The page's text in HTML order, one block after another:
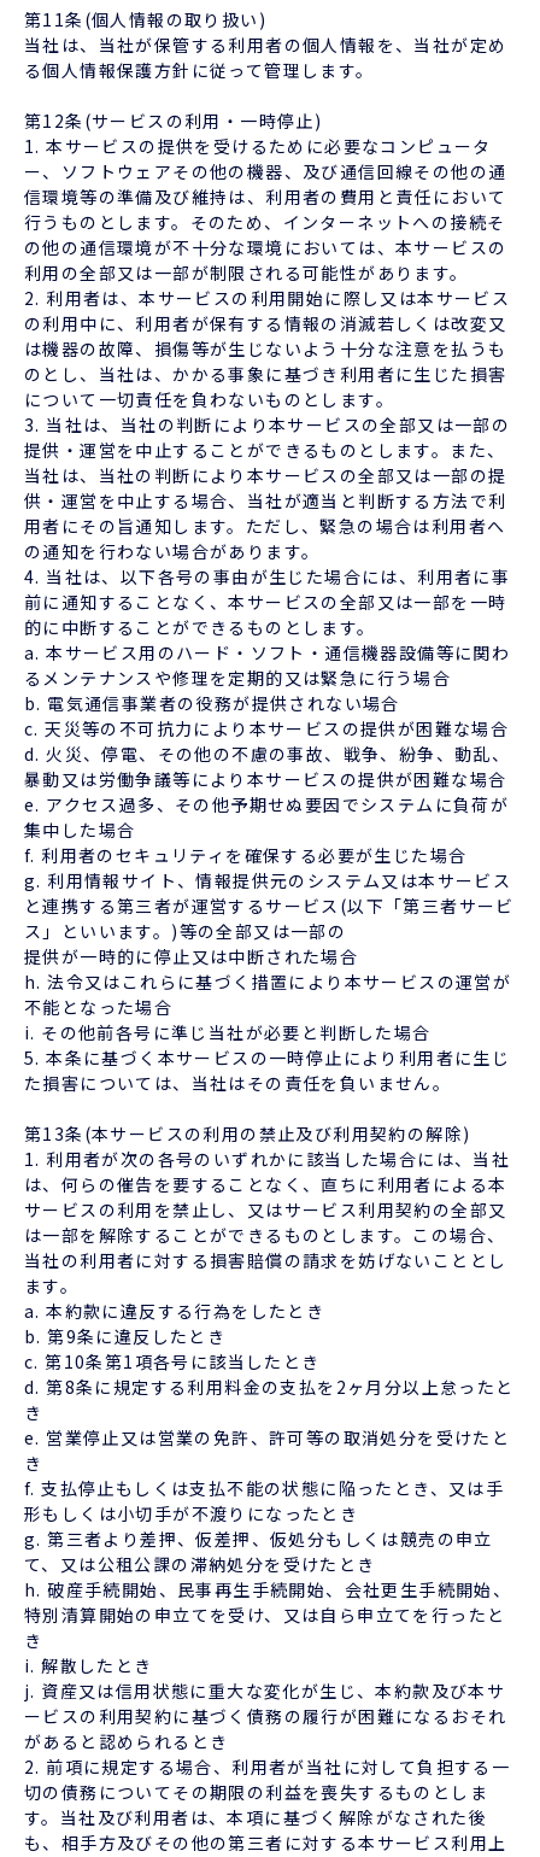
第11条(個人情報の取り扱い)
当社は、当社が保管する利用者の個人情報を、当社が定め
る個人情報保護方針に従って管理します。
第12条(サービスの利用・一時停止)
1. 本サービスの提供を受けるために必要なコンピュータ
ー、ソフトウェアその他の機器、及び通信回線その他の通
信環境等の準備及び維持は、利用者の費用と責任において
行うものとします。そのため、インターネットへの接続そ
の他の通信環境が不十分な環境においては、本サービスの
利用の全部又は一部が制限される可能性があります。
2. 利用者は、本サービスの利用開始に際し又は本サービス
の利用中に、利用者が保有する情報の消滅若しくは改変又
は機器の故障、損傷等が生じないよう十分な注意を払うも
のとし、当社は、かかる事象に基づき利用者に生じた損害
について一切責任を負わないものとします。
3. 当社は、当社の判断により本サービスの全部又は一部の
提供・運営を中止することができるものとします。また、
当社は、当社の判断により本サービスの全部又は一部の提
供・運営を中止する場合、当社が適当と判断する方法で利
用者にその旨通知します。ただし、緊急の場合は利用者へ
の通知を行わない場合があります。
4. 当社は、以下各号の事由が生じた場合には、利用者に事
前に通知することなく、本サービスの全部又は一部を一時
的に中断することができるものとします。
a. 本サービス用のハード・ソフト・通信機器設備等に関わ
るメンテナンスや修理を定期的又は緊急に行う場合
b. 電気通信事業者の役務が提供されない場合
c. 天災等の不可抗力により本サービスの提供が困難な場合
d. 火災、停電、その他の不慮の事故、戦争、紛争、動乱、
暴動又は労働争議等により本サービスの提供が困難な場合
e. アクセス過多、その他予期せぬ要因でシステムに負荷が
集中した場合
f. 利用者のセキュリティを確保する必要が生じた場合
g. 利用情報サイト、情報提供元のシステム又は本サービス
と連携する第三者が運営するサービス(以下「第三者サービ
ス」といいます。)等の全部又は一部の
提供が一時的に停止又は中断された場合
h. 法令又はこれらに基づく措置により本サービスの運営が
不能となった場合
i. その他前各号に準じ当社が必要と判断した場合
5. 本条に基づく本サービスの一時停止により利用者に生じ
た損害については、当社はその責任を負いません。
第13条(本サービスの利用の禁止及び利用契約の解除)
1. 利用者が次の各号のいずれかに該当した場合には、当社
は、何らの催告を要することなく、直ちに利用者による本
サービスの利用を禁止し、又はサービス利用契約の全部又
は一部を解除することができるものとします。この場合、
当社の利用者に対する損害賠償の請求を妨げないこととし
ます。
a. 本約款に違反する行為をしたとき
b. 第9条に違反したとき
c. 第10条第1項各号に該当したとき
d. 第8条に規定する利用料金の支払を2ヶ月分以上怠ったと
き
e. 営業停止又は営業の免許、許可等の取消処分を受けたと
き
f. 支払停止もしくは支払不能の状態に陥ったとき、又は手
形もしくは小切手が不渡りになったとき
g. 第三者より差押、仮差押、仮処分もしくは競売の申立
て、又は公租公課の滞納処分を受けたとき
h. 破産手続開始、民事再生手続開始、会社更生手続開始、
特別清算開始の申立てを受け、又は自ら申立てを行ったと
き
i. 解散したとき
j. 資産又は信用状態に重大な変化が生じ、本約款及び本サ
ービスの利用契約に基づく債務の履行が困難になるおそれ
があると認められるとき
2. 前項に規定する場合、利用者が当社に対して負担する一
切の債務についてその期限の利益を喪失するものとしま
す。当社及び利用者は、本項に基づく解除がなされた後
も、相手方及びその他の第三者に対する本サービス利用上